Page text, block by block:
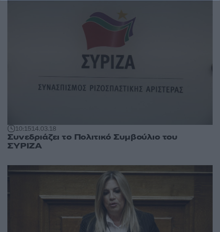
10:1514.03.18
Συνεδριάζει το Πολιτικό Συμβούλιο του
ΣΥΡΙΖΑ